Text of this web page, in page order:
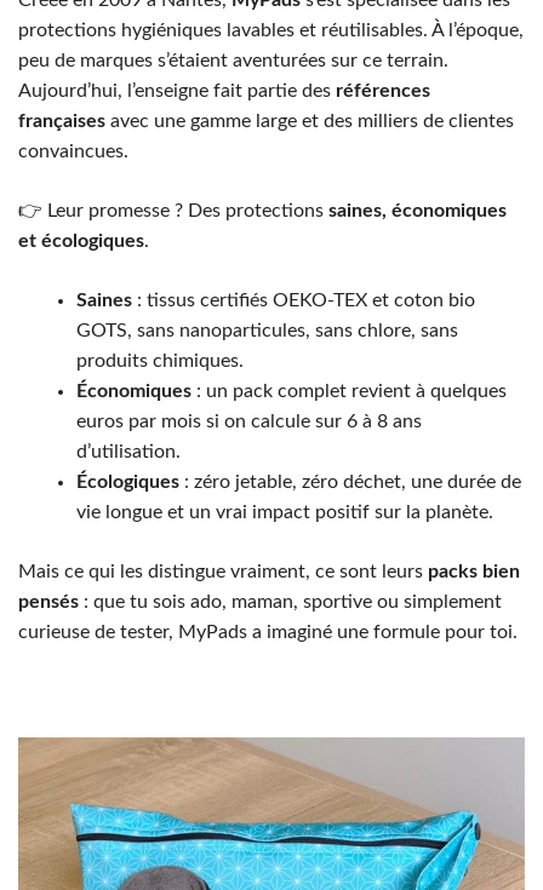
protections hygiéniques lavables et réutilisables. À l’époque,
peu de marques s’étaient aventurées sur ce terrain.
Aujourd’hui, l’enseigne fait partie des références
françaises avec une gamme large et des milliers de clientes
convaincues.
👉 Leur promesse ? Des protections saines, économiques
et écologiques.
Saines : tissus certifiés OEKO-TEX et coton bio
GOTS, sans nanoparticules, sans chlore, sans
produits chimiques.
Économiques : un pack complet revient à quelques
euros par mois si on calcule sur 6 à 8 ans
d’utilisation.
Écologiques : zéro jetable, zéro déchet, une durée de
vie longue et un vrai impact positif sur la planète.
Mais ce qui les distingue vraiment, ce sont leurs packs bien
pensés : que tu sois ado, maman, sportive ou simplement
curieuse de tester, MyPads a imaginé une formule pour toi.